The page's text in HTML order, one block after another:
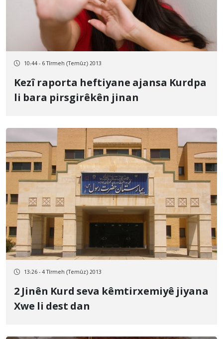
10:44 - 6 Tîrmeh (Temûz) 2013
Kezî raporta heftiyane ajansa Kurdpa
li bara pirsgirêkên jinan
13:26 - 4 Tîrmeh (Temûz) 2013
2 Jinên Kurd seva kêmtirxemiyê jiyana
Xwe li dest dan